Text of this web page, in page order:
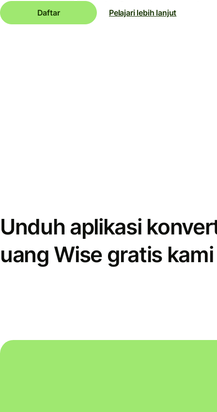
Daftar Pelajari lebih lanjut
Unduh aplikasi
uang Wise gratis kami